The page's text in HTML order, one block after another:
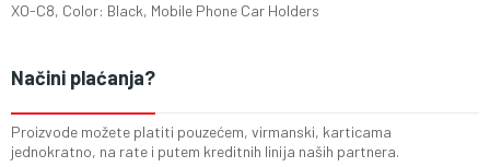
XO-C8, Color: Black, Mobile Phone Car Holders
Načini plaćanja?
Proizvode možete platiti pouzećem, virmanski, karticama
jednokratno, na rate i putem kreditnih linija naših partnera.